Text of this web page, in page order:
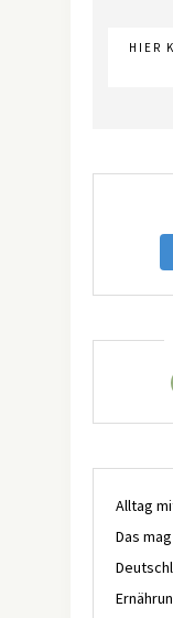
HIER
Alltag
Das